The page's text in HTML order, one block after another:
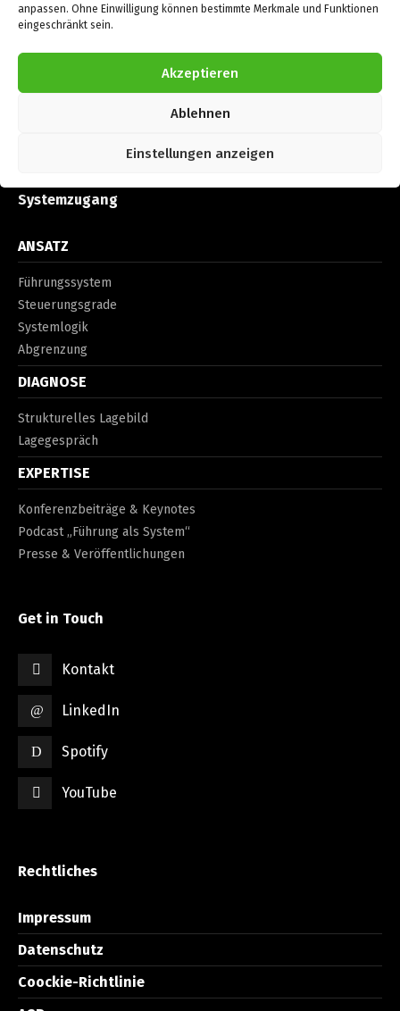
anpassen. Ohne Einwilligung können bestimmte Merkmale und Funktionen
eingeschränkt sein.
Akzeptieren
Ablehnen
Einstellungen anzeigen
Führung als System
Belastbare Entscheidungsarchitektur
für Organisationen, die unter Druck,
Komplexität und Skalierungsanforderungen
Systemzugang
ANSATZ
Führungssystem
Steuerungsgrade
Systemlogik
Abgrenzung
DIAGNOSE
Strukturelles Lagebild
Lagegespräch
EXPERTISE
Konferenzbeiträge & Keynotes
Podcast „Führung als System“
Presse & Veröffentlichungen
Get in Touch
Kontakt
LinkedIn
Spotify
YouTube
Rechtliches
Impressum
Datenschutz
Coockie-Richtlinie